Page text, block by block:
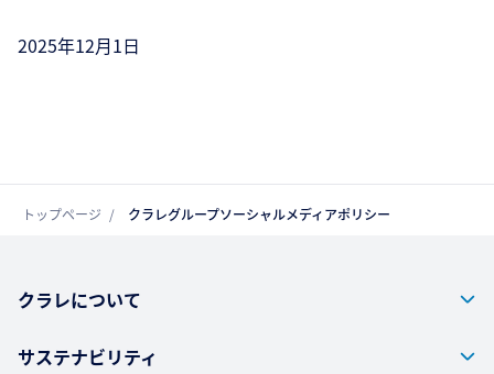
2025年12月1日
トップページ クラレグループソーシャルメディアポリシー
クラレについて
サステナビリティ